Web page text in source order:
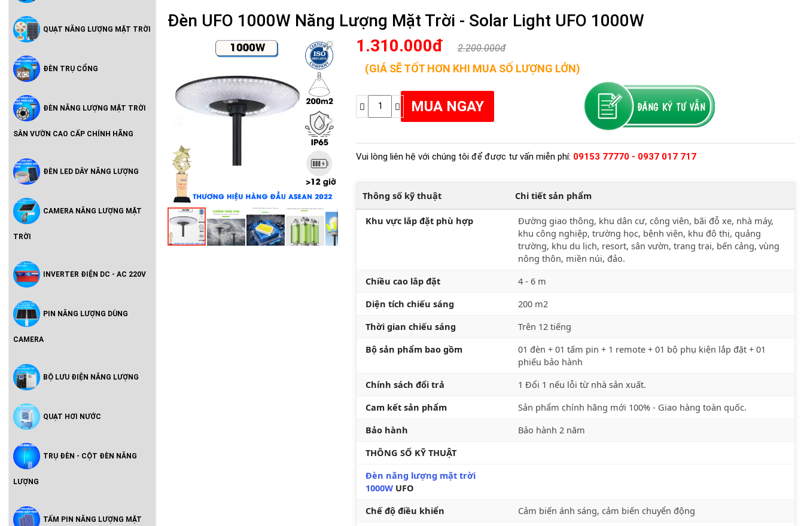
Vườn Cao Cấp Chính Hãng
Hoàng Quốc Bảo - Độ Sáng Cao,
QUẠT NĂNG LƯỢNG MẶT TRỜI
ĐÈN TRỤ CỔNG
ĐÈN NĂNG LƯỢNG MẶT TRỜI
SÂN VƯỜN CAO CẤP CHÍNH HÃNG
ĐÈN LED DÂY NĂNG LƯỢNG
CAMERA NĂNG LƯỢNG MẶT
TRỜI
INVERTER ĐIỆN DC - AC 220V
PIN NĂNG LƯỢNG DÙNG
CAMERA
BỘ LƯU ĐIỆN NĂNG LƯỢNG
QUẠT HƠI NƯỚC
TRỤ ĐÈN - CỘT ĐÈN NĂNG
LƯỢNG
TẤM PIN NĂNG LƯỢNG MẶT
Đèn UFO 1000W Năng Lượng Mặt Trời - Solar Light UFO 1000W
1.310.000đ
2.200.000đ
(GIÁ SẼ TỐT HƠN KHI MUA SỐ LƯỢNG LỚN)
Vui lòng liên hệ với chúng tôi để được tư vấn miễn phí: 09153 77770 - 0937 017 717
Thông số kỹ thuật Chi tiết sản phẩm
Khu vực lắp đặt phù hợp
Đường giao thông, khu dân cư, công viên, bãi đỗ xe, nhà máy,
khu công nghiệp, trường học, bệnh viện, khu đô thị, quảng
trường, khu du lịch, resort, sân vườn, trang trại, bến cảng, vùng
nông thôn, miền núi, đảo.
Chiều cao lắp đặt
4 - 6 m
Diện tích chiếu sáng
200 m2
Thời gian chiếu sáng
Trên 12 tiếng
Bộ sản phẩm bao gồm
01 đèn + 01 tấm pin + 1 remote + 01 bộ phụ kiện lắp đặt + 01
phiếu bảo hành
Chính sách đổi trả
1 Đổi 1 nếu lỗi từ nhà sản xuất.
Cam kết sản phẩm
Sản phẩm chính hãng mới 100% - Giao hàng toàn quốc.
Bảo hành
Bảo hành 2 năm
THÔNG SỐ KỸ THUẬT
Đèn năng lượng mặt trời
1000WUFO
Chế độ điều khiển
Cảm biến ánh sáng, cảm biến chuyển động